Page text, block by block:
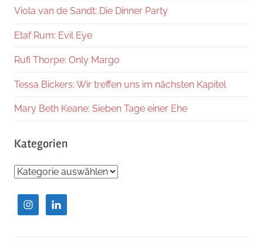
Viola van de Sandt: Die Dinner Party
Etaf Rum: Evil Eye
Rufi Thorpe: Only Margo
Tessa Bickers: Wir treffen uns im nächsten Kapitel
Mary Beth Keane: Sieben Tage einer Ehe
Kategorien
Kategorien